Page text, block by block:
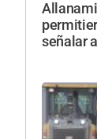
señalar